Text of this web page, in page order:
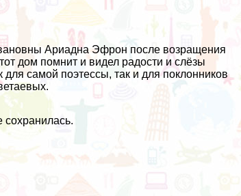
Ариадна Эфрон после возращения
дом помнит и видел радости и слёзы
для самой поэтессы, так и для поклонников